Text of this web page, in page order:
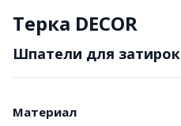
Терка DЕCOR
Шпатели для затирок
Материал